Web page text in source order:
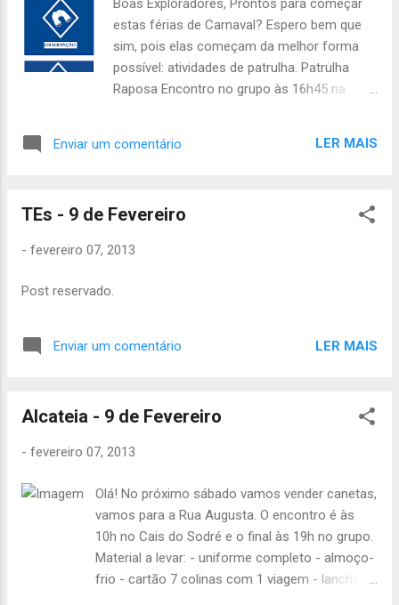
estas férias de Carnaval? Espero bem que
sim, pois elas começam da melhor forma
possível: atividades de patrulha. Patrulha
Raposa Encontro no grupo às 16h45 na
Uniforme completo; Saco de cama, c
Estojo de higiene; Cantil; Cartão Lisboa Viva
viagens); André Carvalho: 2 lata de atum; 1
lata grande de feijões; 1 embalagem de
1 lata de ananás Bruno Marques: 1 lata de
atum; 2 pacotes de tang; 1 pacote de leite; 3
batatas; 1 lata de salsichas Francisco Cruz:
Enviar um comentário LER MAIS
TEs - 9 de Fevereiro
- fevereiro 07, 2013
Post reservado.
Enviar um comentário LER MAIS
Alcateia - 9 de Fevereiro
- fevereiro 07, 2013
Olá! No próximo sábado vamos vender canetas,
vamos para a Rua Augusta. O encontro é às
10h no Cais do Sodré e o final às 19h no grupo.
Material a levar: - uniforme completo - almoço-
frio - cartão 7 colinas com 1 viagem - lanche